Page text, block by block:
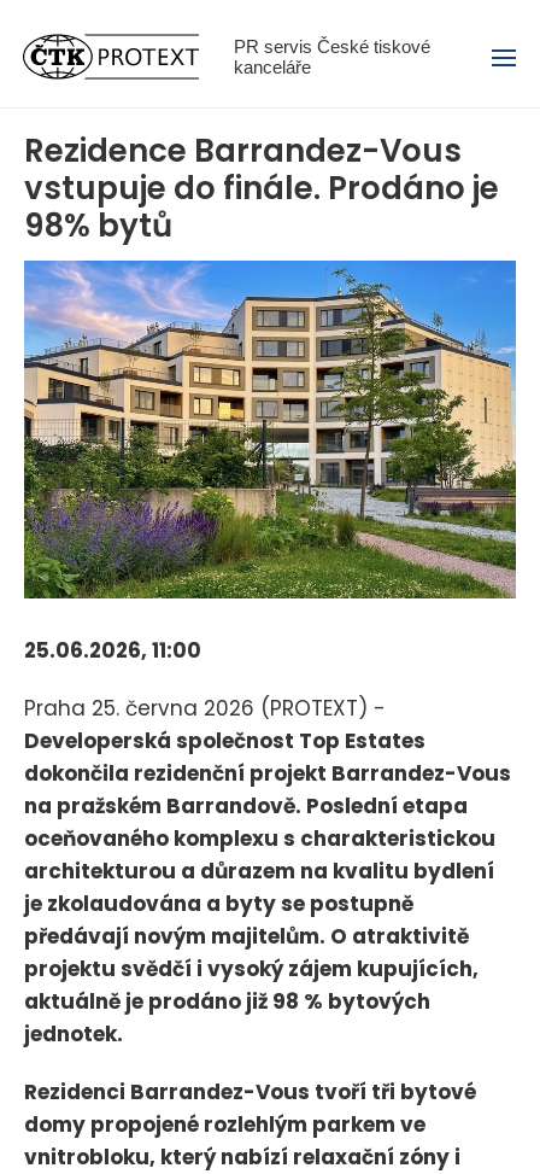
PR servis České tiskové
kanceláře
Menu
Rezidence Barrandez-Vous
vstupuje do finále. Prodáno je
98% bytů
25.06.2026, 11:00
Praha 25. června 2026 (PROTEXT) -
Developerská společnost Top Estates
dokončila rezidenční projekt Barrandez-Vous
na pražském Barrandově. Poslední etapa
oceňovaného komplexu s charakteristickou
architekturou a důrazem na kvalitu bydlení
je zkolaudována a byty se postupně
předávají novým majitelům. O atraktivitě
projektu svědčí i vysoký zájem kupujících,
aktuálně je prodáno již 98 % bytových
jednotek.
Rezidenci Barrandez-Vous tvoří tři bytové
domy propojené rozlehlým parkem ve
vnitrobloku, který nabízí relaxační zóny i